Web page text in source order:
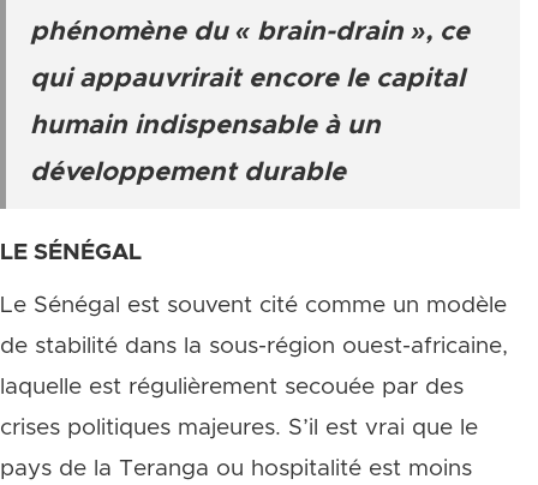
phénomène du « brain-drain », ce
qui appauvrirait encore le capital
humain indispensable à un
développement durable
LE SÉNÉGAL
Le Sénégal est souvent cité comme un modèle
de stabilité dans la sous-région ouest-africaine,
laquelle est régulièrement secouée par des
crises politiques majeures. S’il est vrai que le
pays de la Teranga ou hospitalité est moins